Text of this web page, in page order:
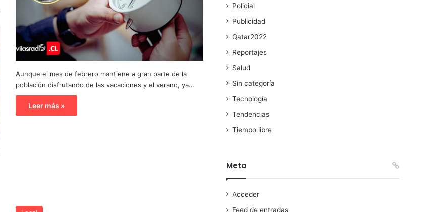
Aunque el mes de febrero mantiene a gran parte de la
población disfrutando de las vacaciones y el verano, ya…
Leer más »
Policial
Publicidad
Qatar2022
Reportajes
Salud
Sin categoría
Tecnología
Tendencias
Tiempo libre
Meta
Acceder
Feed de entradas